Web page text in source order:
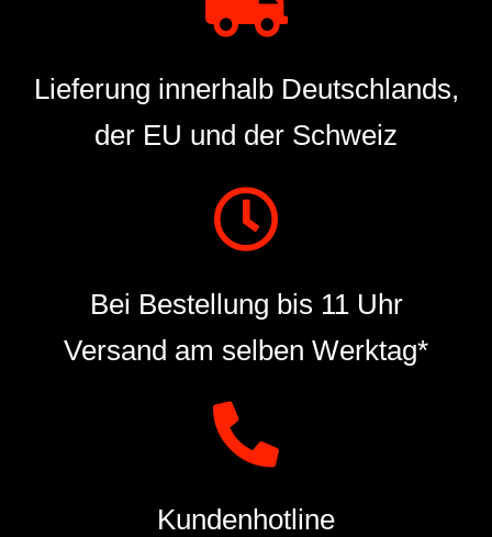
Lieferung innerhalb Deutschlands,
der EU und der Schweiz
Bei Bestellung bis 11 Uhr
Versand am selben Werktag*
Kundenhotline